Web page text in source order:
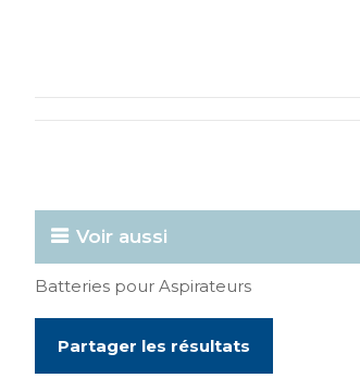
Voir aussi
Batteries pour Aspirateurs
Partager les résultats